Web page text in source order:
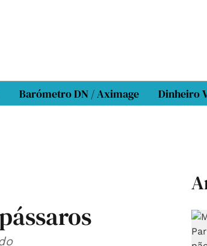
Barómetro DN / Aximage Dinheiro